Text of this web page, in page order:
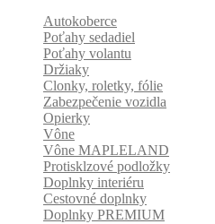
Autokoberce
Poťahy sedadiel
Poťahy volantu
Držiaky
Clonky, roletky, fólie
Zabezpečenie vozidla
Opierky
Vône
Vône MAPLELAND
Protisklzové podložky
Doplnky interiéru
Cestovné doplnky
Doplnky PREMIUM